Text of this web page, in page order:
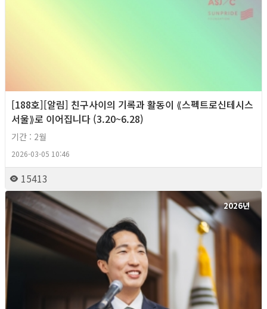
[188호][알림] 친구사이의 기록과 활동이 ⟪스펙트로신테시스
서울⟫로 이어집니다 (3.20~6.28)
기간 : 2월
2026-03-05 10:46
15413
2026년